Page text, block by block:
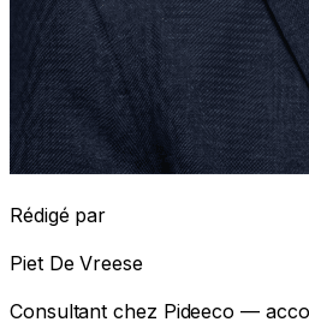
Rédigé par
Piet De Vreese
Consultant chez Pideeco —